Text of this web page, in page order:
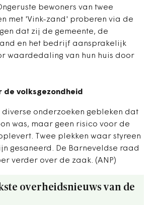
bewoners van twee
met 'Vink-zand' proberen via de
dat zij de gemeente, de
en het bedrijf aansprakelijk
waardedaling van hun huis door
de volksgezondheid
diverse onderzoeken gebleken dat
was, maar geen risico voor de
Twee plekken waar styreen
gesaneerd. De Barneveldse raad
verder over de zaak. (ANP)
overheidsnieuws van de